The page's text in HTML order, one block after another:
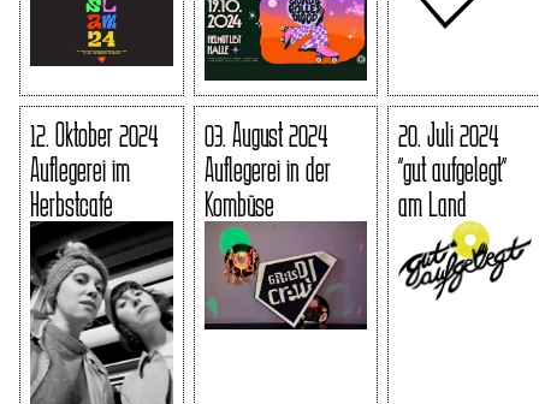
12. Oktober 2024
Auflegerei im
Herbstcafé
03. August 2024
Auflegerei in der
Kombüse
20. Juli 2024
"gut aufgelegt"
am Land